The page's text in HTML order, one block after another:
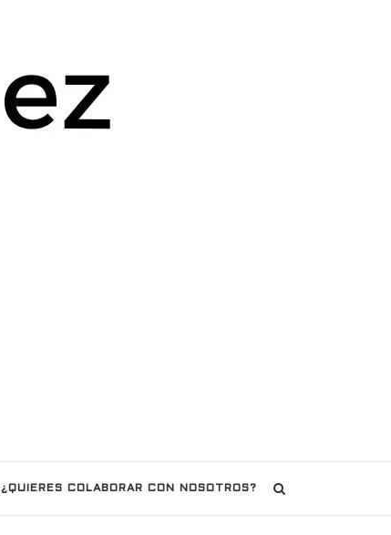
¿QUIERES COLABORAR CON NOSOTROS?